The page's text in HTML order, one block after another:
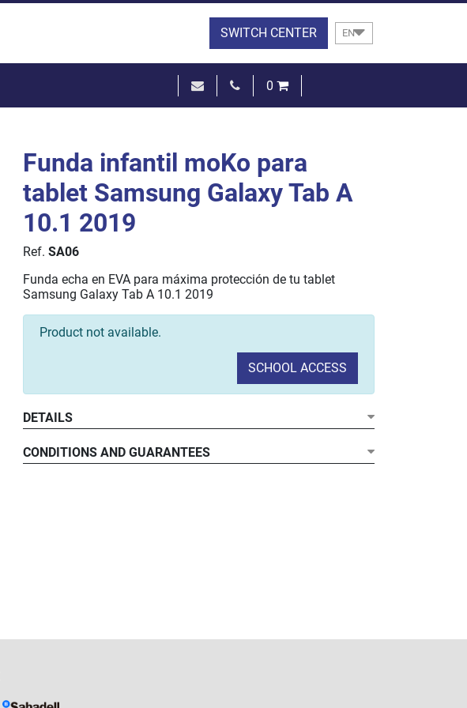
SWITCH CENTER EN
0
Funda infantil moKo para
tablet Samsung Galaxy Tab A
10.1 2019
Ref. SA06
Funda echa en EVA para máxima protección de tu tablet
Samsung Galaxy Tab A 10.1 2019
Product not available.
SCHOOL ACCESS
DETAILS
CONDITIONS AND GUARANTEES